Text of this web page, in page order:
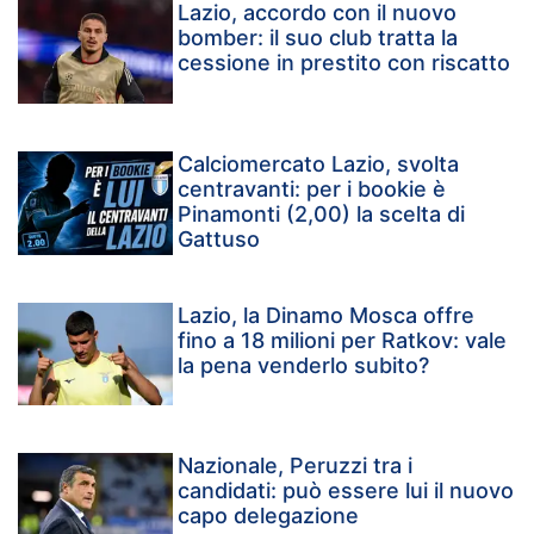
Lazio, accordo con il nuovo
bomber: il suo club tratta la
cessione in prestito con riscatto
Calciomercato Lazio, svolta
centravanti: per i bookie è
Pinamonti (2,00) la scelta di
Gattuso
Lazio, la Dinamo Mosca offre
fino a 18 milioni per Ratkov: vale
la pena venderlo subito?
Nazionale, Peruzzi tra i
candidati: può essere lui il nuovo
capo delegazione